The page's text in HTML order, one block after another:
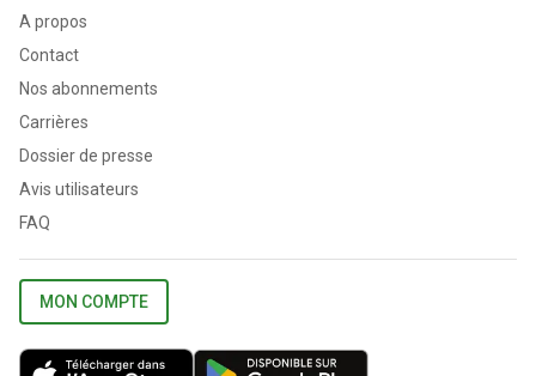
A propos
Contact
Nos abonnements
Carrières
Dossier de presse
Avis utilisateurs
FAQ
MON COMPTE